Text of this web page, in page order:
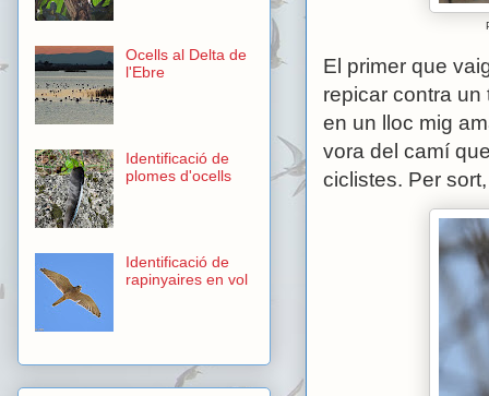
El primer que
repicar contra un
en un lloc mig
vora del camí
ciclistes. Per
Ocells al Delta de
l'Ebre
Identificació de
plomes d'ocells
Identificació de
rapinyaires en vol